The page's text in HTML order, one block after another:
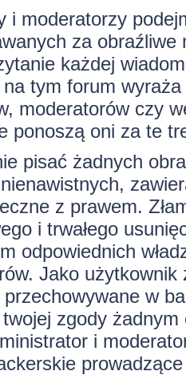
i moderatorzy
za obraźliwe
każdej
tym forum
moderatorów czy
ponoszą oni za te
pisać żadnych
z prawem.
i trwałego
odpowiednich
Jako
w
zgody
i